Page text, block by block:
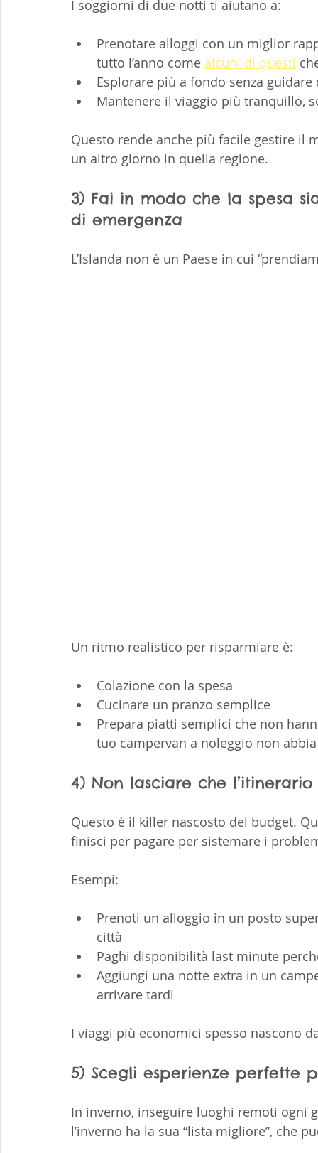
I soggiorni di due notti ti aiutano a:
Prenotare alloggi con un miglior
tutto l’anno come alcuni di questi
Esplorare più a fondo senza guidare
Mantenere il viaggio più tranquillo,
Questo rende anche più facile gestire il
un altro giorno in quella regione.
3) Fai in modo che la spesa
di emergenza
L’Islanda non è un Paese in cui
Un ritmo realistico per risparmiare è:
Colazione con la spesa
Cucinare un pranzo semplice
Prepara piatti semplici che non
tuo campervan a noleggio non
4) Non lasciare che
Questo è il killer nascosto del budget.
finisci per pagare per sistemare i
Esempi:
Prenoti un alloggio in un posto
città
Paghi disponibilità last minute
Aggiungi una notte extra in un
arrivare tardi
I viaggi più economici spesso nascono
5) Scegli esperienze perfette
In inverno, inseguire luoghi remoti ogni
l’inverno ha la sua “lista migliore”, che